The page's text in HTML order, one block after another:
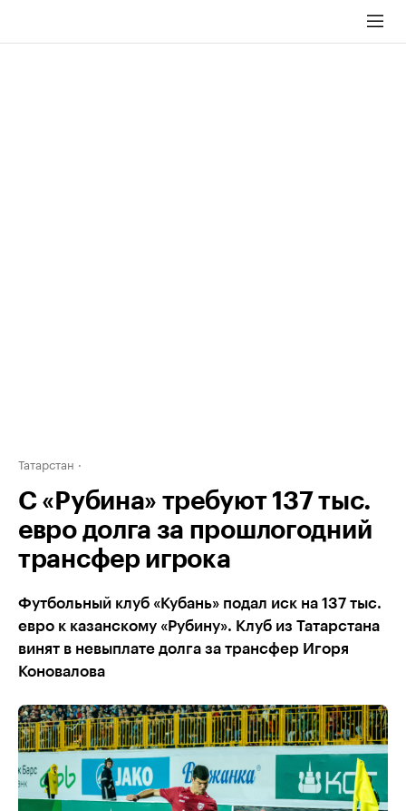
Татарстан
С «Рубина» требуют 137 тыс.
евро долга за прошлогодний
трансфер игрока
Футбольный клуб «Кубань» подал иск на 137 тыс.
евро к казанскому «Рубину». Клуб из Татарстана
винят в невыплате долга за трансфер Игоря
Коновалова